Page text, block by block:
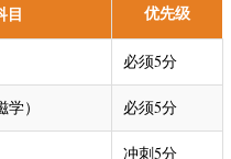
目 优先级
必须5分
） 必须5分
冲刺5分